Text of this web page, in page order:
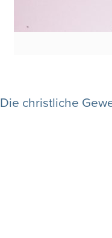
Die christliche